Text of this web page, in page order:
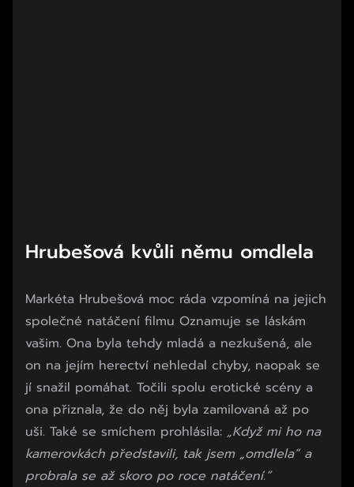
Hrubešová kvůli němu omdlela
Markéta Hrubešová moc ráda vzpomíná na jejich
společné natáčení filmu Oznamuje se láskám
vašim. Ona byla tehdy mladá a nezkušená, ale
on na jejím herectví nehledal chyby, naopak se
jí snažil pomáhat. Točili spolu erotické scény a
ona přiznala, že do něj byla zamilovaná až po
uši. Také se smíchem prohlásila: „Když mi ho na
kamerovkách představili, tak jsem „omdlela“ a
probrala se až skoro po roce natáčení.“